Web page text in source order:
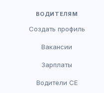
ВОДИТЕЛЯМ
Создать профиль
Вакансии
Зарплаты
Водители CE